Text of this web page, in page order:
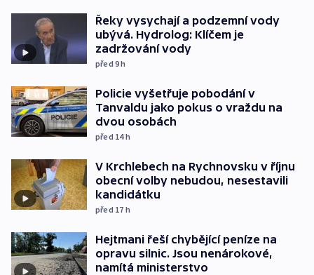
Řeky vysychají a podzemní vody
ubývá. Hydrolog: Klíčem je
zadržování vody
před 9h
Policie vyšetřuje pobodání v
Tanvaldu jako pokus o vraždu na
dvou osobách
před 14h
V Krchlebech na Rychnovsku v říjnu
obecní volby nebudou, nesestavili
kandidátku
před 17 h
Hejtmani řeší chybějící peníze na
opravu silnic. Jsou nenárokové,
namítá ministerstvo